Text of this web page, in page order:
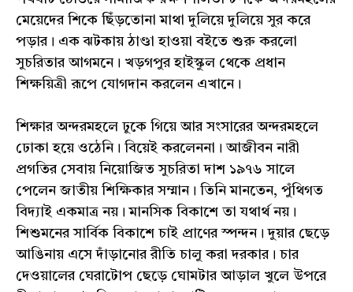
মেয়েদের শিকে ছিঁড়তোনা মাথা দুলিয়ে দুলিয়ে সুর করে
পড়ার। এক ঝটকায় ঠাণ্ডা হাওয়া বইতে শুরু করলো
সুচরিতার আগমনে। খড়গপুর হাইস্কুল থেকে প্রধান
শিক্ষয়িত্রী রূপে যোগদান করলেন এখানে।
শিক্ষার অন্দরমহলে ঢুকে গিয়ে আর সংসারের অন্দরমহলে
ঢোকা হয়ে ওঠেনি। বিয়েই করলেননা। আজীবন নারী
প্রগতির সেবায় নিয়োজিত সুচরিতা দাশ ১৯৭৬ সালে
পেলেন জাতীয় শিক্ষিকার সম্মান। তিনি মানতেন, পুঁথিগত
বিদ্যাই একমাত্র নয়। মানসিক বিকাশে তা যথার্থ নয়।
শিশুমনের সার্বিক বিকাশে চাই প্রাণের স্পন্দন। দুয়ার ছেড়ে
আঙিনায় এসে দাঁড়ানোর রীতি চালু করা দরকার। চার
দেওয়ালের ঘেরাটোপ ছেড়ে ঘোমটার আড়াল খুলে উপরে